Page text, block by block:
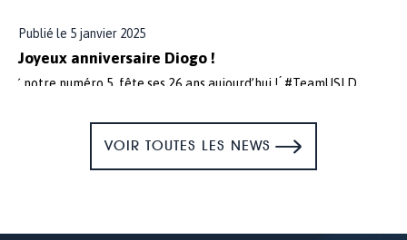
Publié le 5 janvier 2025
Joyeux anniversaire Diogo !
́, notre numéro 5, fête ses 26 ans aujourd’hui ! ́ #TeamUSLD
Publié le 2 janvier 2025
VOIR TOUTES LES NEWS